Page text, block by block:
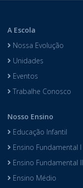
A Escola
Nossa Evolução
Unidades
Eventos
Trabalhe Conosco
Nosso Ensino
Educação Infantil
Ensino Fundamental I
Ensino Fundamental II
Ensino Médio